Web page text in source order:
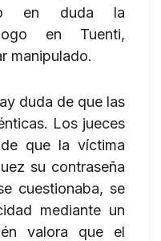
en duda la
en Tuenti,
manipulado.
duda de que las
Los jueces
que la víctima
su contraseña
cuestionaba, se
mediante un
valora que el